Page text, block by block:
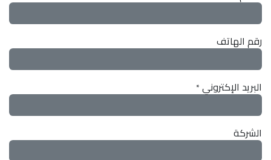
رقم الهاتف
البريد الإكتروني*
الشركة